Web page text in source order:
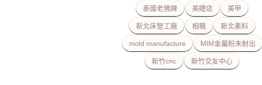
泰國老佛牌 美睫店 美甲
新北床墊工廠 相親 新北素料
mold manufacture MIM金屬粉末射出
新竹cnc 新竹交友中心